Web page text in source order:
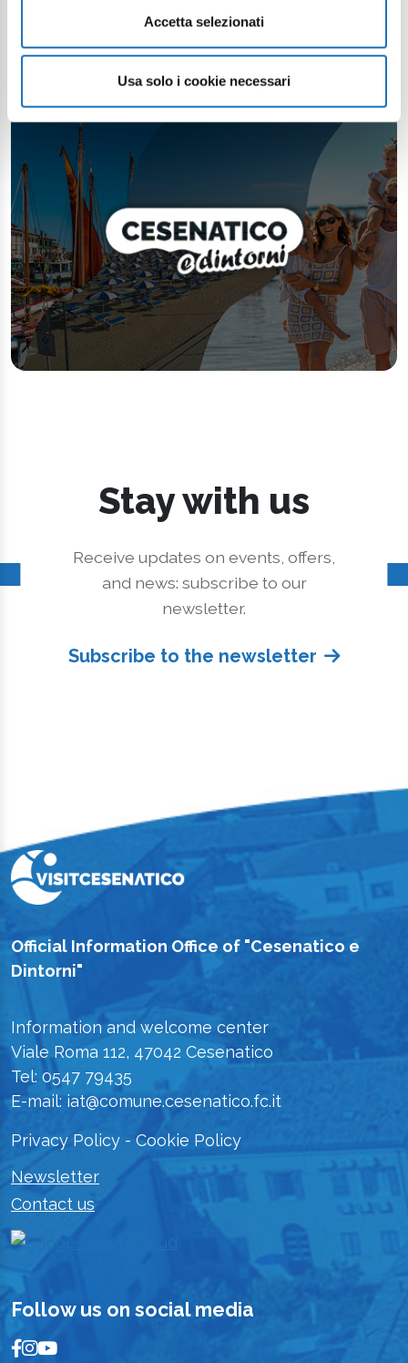
Accetta selezionati
Usa solo i cookie necessari
Stay with us
Receive updates on events, offers,
and news: subscribe to our
newsletter.
Subscribe to the newsletter
Official Information Office of "Cesenatico e
Dintorni"
Information and welcome center
Viale Roma 112, 47042 Cesenatico
Tel: 0547 79435
E-mail: iat@comune.cesenatico.fc.it
Privacy Policy - Cookie Policy
Newsletter
Contact us
Follow us on social media